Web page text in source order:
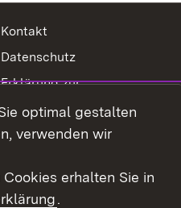
Kontakt
Datenschutz
Erklärung zur
optimal gestalten
verwenden wir
erhalten Sie in
.